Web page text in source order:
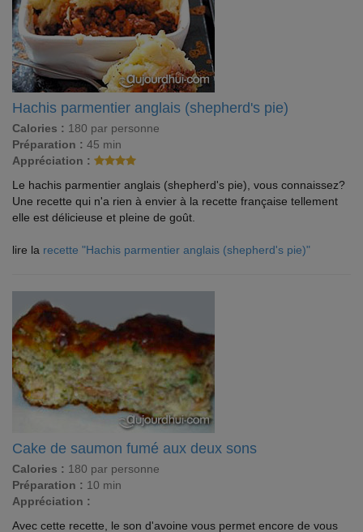
Hachis parmentier anglais (shepherd's pie)
Calories : 180 par personne
Préparation : 45 min
Appréciation :
Le hachis parmentier anglais (shepherd's pie), vous connaissez?
Une recette qui n'a rien à envier à la recette française tellement
elle est délicieuse et pleine de goût.
lire la recette "Hachis parmentier anglais (shepherd's pie)"
Cake de saumon fumé aux deux sons
Calories : 180 par personne
Préparation : 10 min
Appréciation :
Avec cette recette, le son d'avoine vous permet encore de vous